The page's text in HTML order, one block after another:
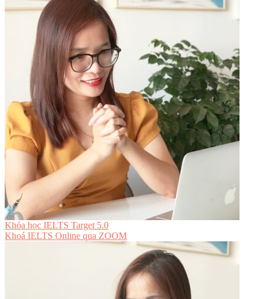
Khóa học IELTS Target 5.0
Khoá IELTS Online qua ZOOM